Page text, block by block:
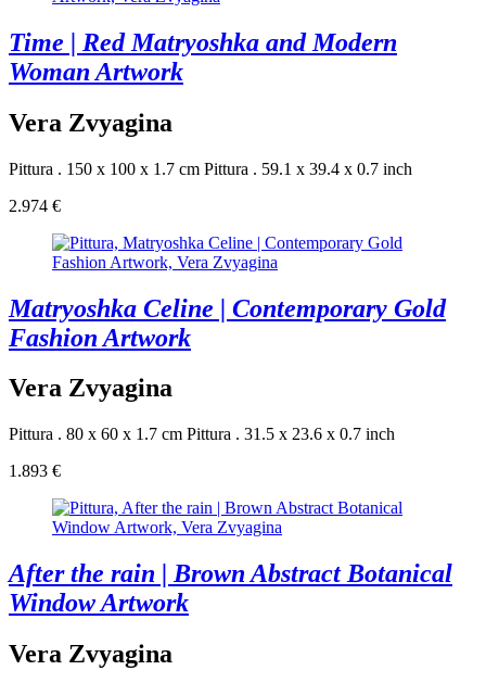
Time | Red Matryoshka and Modern
Woman Artwork
Vera Zvyagina
Pittura . 150 x 100 x 1.7 cm Pittura . 59.1 x 39.4 x 0.7 inch
2.974 €
Matryoshka Celine | Contemporary Gold
Fashion Artwork
Vera Zvyagina
Pittura . 80 x 60 x 1.7 cm Pittura . 31.5 x 23.6 x 0.7 inch
1.893 €
After the rain | Brown Abstract Botanical
Window Artwork
Vera Zvyagina